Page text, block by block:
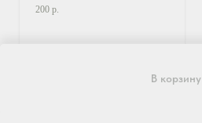
В корзину
200 р.